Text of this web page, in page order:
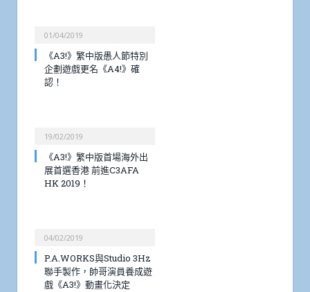
01/04/2019
《A3!》繁中版愚人節特別
企劃遊戲更名《A4!》確
認！
19/02/2019
《A3!》繁中版首場海外出
展首選香港 前進C3AFA
HK 2019！
04/02/2019
P.A.WORKS與Studio 3Hz
聯手製作，帥哥演員養成遊
戲《A3!》動畫化決定